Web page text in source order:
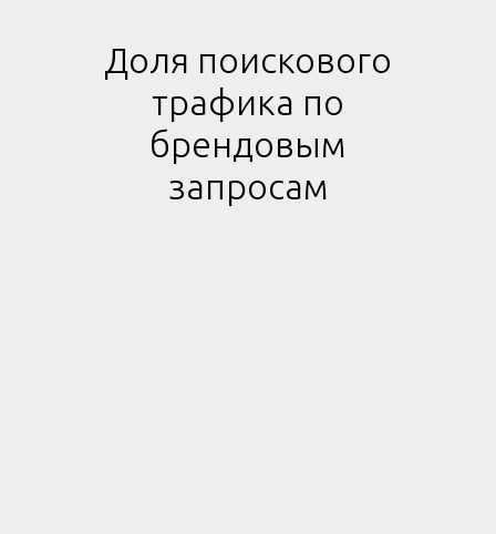
Доля поискового
трафика по
брендовым
запросам